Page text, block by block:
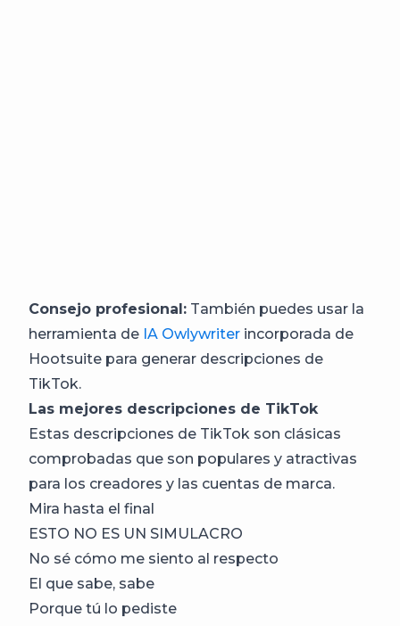
Consejo profesional: También puedes usar la
herramienta de IA Owlywriter incorporada de
Hootsuite para generar descripciones de
TikTok.
Las mejores descripciones de TikTok
Estas descripciones de TikTok son clásicas
comprobadas que son populares y atractivas
para los creadores y las cuentas de marca.
Mira hasta el final
ESTO NO ES UN SIMULACRO
No sé cómo me siento al respecto
El que sabe, sabe
Porque tú lo pediste